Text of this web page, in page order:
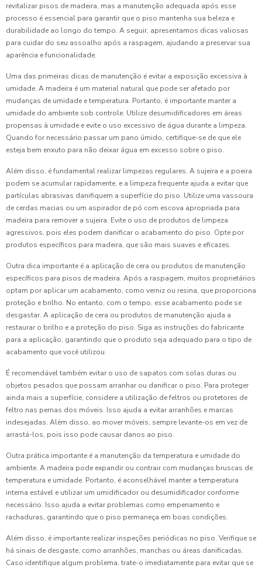
revitalizar pisos de madeira, mas a manutenção adequada após esse
processo é essencial para garantir que o piso mantenha sua beleza e
durabilidade ao longo do tempo. A seguir, apresentamos dicas valiosas
para cuidar do seu assoalho após a raspagem, ajudando a preservar sua
aparência e funcionalidade.
Uma das primeiras dicas de manutenção é evitar a exposição excessiva à
umidade. A madeira é um material natural que pode ser afetado por
mudanças de umidade e temperatura. Portanto, é importante manter a
umidade do ambiente sob controle. Utilize desumidificadores em áreas
propensas à umidade e evite o uso excessivo de água durante a limpeza.
Quando for necessário passar um pano úmido, certifique-se de que ele
esteja bem enxuto para não deixar água em excesso sobre o piso.
Além disso, é fundamental realizar limpezas regulares. A sujeira e a poeira
podem se acumular rapidamente, e a limpeza frequente ajuda a evitar que
partículas abrasivas danifiquem a superfície do piso. Utilize uma vassoura
de cerdas macias ou um aspirador de pó com escova apropriada para
madeira para remover a sujeira. Evite o uso de produtos de limpeza
agressivos, pois eles podem danificar o acabamento do piso. Opte por
produtos específicos para madeira, que são mais suaves e eficazes.
Outra dica importante é a aplicação de cera ou produtos de manutenção
específicos para pisos de madeira. Após a raspagem, muitos proprietários
optam por aplicar um acabamento, como verniz ou resina, que proporciona
proteção e brilho. No entanto, com o tempo, esse acabamento pode se
desgastar. A aplicação de cera ou produtos de manutenção ajuda a
restaurar o brilho e a proteção do piso. Siga as instruções do fabricante
para a aplicação, garantindo que o produto seja adequado para o tipo de
acabamento que você utilizou.
É recomendável também evitar o uso de sapatos com solas duras ou
objetos pesados que possam arranhar ou danificar o piso. Para proteger
ainda mais a superfície, considere a utilização de feltros ou protetores de
feltro nas pernas dos móveis. Isso ajuda a evitar arranhões e marcas
indesejadas. Além disso, ao mover móveis, sempre levante-os em vez de
arrastá-los, pois isso pode causar danos ao piso.
Outra prática importante é a manutenção da temperatura e umidade do
ambiente. A madeira pode expandir ou contrair com mudanças bruscas de
temperatura e umidade. Portanto, é aconselhável manter a temperatura
interna estável e utilizar um umidificador ou desumidificador conforme
necessário. Isso ajuda a evitar problemas como empenamento e
rachaduras, garantindo que o piso permaneça em boas condições.
Além disso, é importante realizar inspeções periódicas no piso. Verifique se
há sinais de desgaste, como arranhões, manchas ou áreas danificadas.
Caso identifique algum problema, trate-o imediatamente para evitar que se